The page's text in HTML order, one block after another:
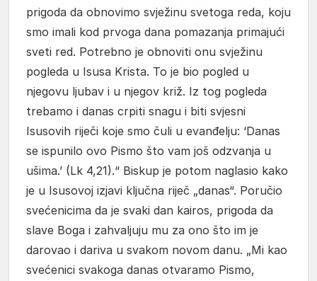
prigoda da obnovimo svježinu svetoga reda, koju
smo imali kod prvoga dana pomazanja primajući
sveti red. Potrebno je obnoviti onu svježinu
pogleda u Isusa Krista. To je bio pogled u
njegovu ljubav i u njegov križ. Iz tog pogleda
trebamo i danas crpiti snagu i biti svjesni
Isusovih riječi koje smo čuli u evanđelju: ‘Danas
se ispunilo ovo Pismo što vam još odzvanja u
ušima.’ (Lk 4,21).“ Biskup je potom naglasio kako
je u Isusovoj izjavi ključna riječ „danas“. Poručio
svećenicima da je svaki dan kairos, prigoda da
slave Boga i zahvaljuju mu za ono što im je
darovao i dariva u svakom novom danu. „Mi kao
svećenici svakoga danas otvaramo Pismo,